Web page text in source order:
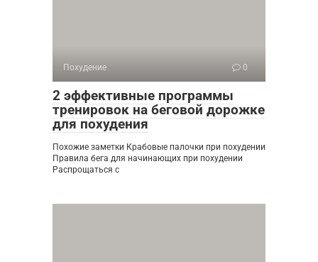
Похудение 0
2 эффективные программы
тренировок на беговой дорожке
для похудения
Похожие заметки Крабовые палочки при похудении
Правила бега для начинающих при похудении
Распрощаться с